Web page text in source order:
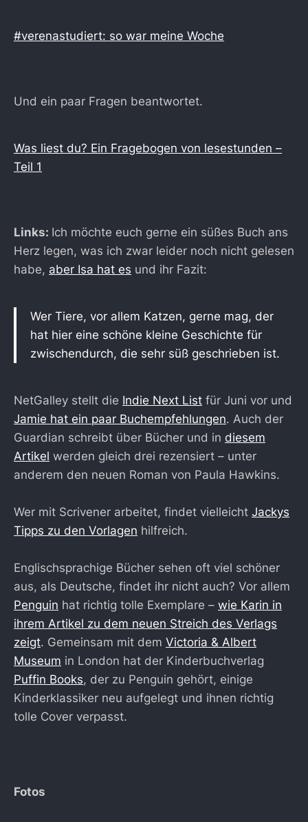
#verenastudiert: so war meine Woche
Und ein paar Fragen beantwortet.
Was liest du? Ein Fragebogen von lesestunden –
Teil 1
Links: Ich möchte euch gerne ein süßes Buch ans
Herz legen, was ich zwar leider noch nicht gelesen
habe, aber Isa hat es und ihr Fazit:
Wer Tiere, vor allem Katzen, gerne mag, der
hat hier eine schöne kleine Geschichte für
zwischendurch, die sehr süß geschrieben ist.
NetGalley stellt die Indie Next List für Juni vor und
Jamie hat ein paar Buchempfehlungen. Auch der
Guardian schreibt über Bücher und in diesem
Artikel werden gleich drei rezensiert – unter
anderem den neuen Roman von Paula Hawkins.
Wer mit Scrivener arbeitet, findet vielleicht Jackys
Tipps zu den Vorlagen hilfreich.
Englischsprachige Bücher sehen oft viel schöner
aus, als Deutsche, findet ihr nicht auch? Vor allem
Penguin hat richtig tolle Exemplare – wie Karin in
ihrem Artikel zu dem neuen Streich des Verlags
zeigt. Gemeinsam mit dem Victoria & Albert
Museum in London hat der Kinderbuchverlag
Puffin Books, der zu Penguin gehört, einige
Kinderklassiker neu aufgelegt und ihnen richtig
tolle Cover verpasst.
Fotos